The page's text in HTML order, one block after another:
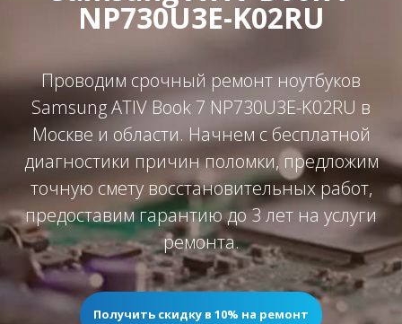
NP730U3E-K02RU
Проводим срочный ремонт ноутбуков
Samsung ATIV Book 7 NP730U3E-K02RU в
Москве и области. Начнем с бесплатной
диагностики причин поломки, предложим
точную смету восстановительных работ,
предоставим гарантию до 3 лет на услуги
ремонта.
Получить скидку в 10% на ремонт